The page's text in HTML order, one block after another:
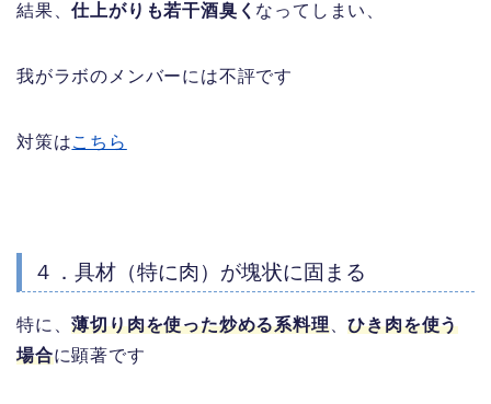
結果、仕上がりも若干酒臭く なってしまい、
我がラボのメンバーには不評です
対策はこちら
４．具材（特に肉）が塊状に固まる
特に、薄切り肉を使った炒める系料理、ひき肉を使う
場合に顕著です